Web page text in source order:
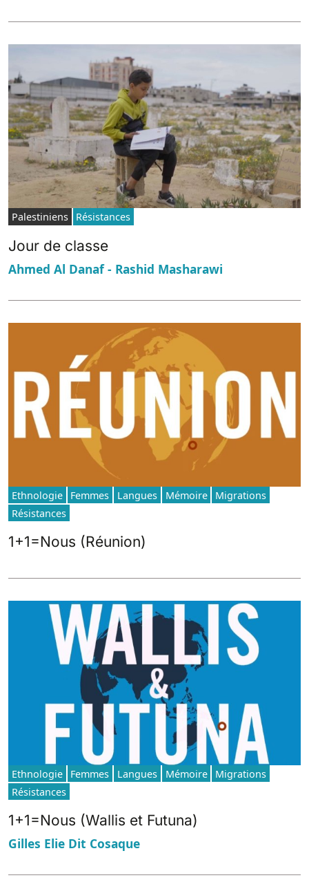
Palestiniens Résistances
Jour de classe
Ahmed Al Danaf - Rashid Masharawi
Ethnologie Femmes Langues Mémoire
Migrations
Résistances
1+1=Nous (Réunion)
Ethnologie Femmes Langues Mémoire
Migrations
Résistances
1+1=Nous (Wallis et Futuna)
Gilles Elie Dit Cosaque